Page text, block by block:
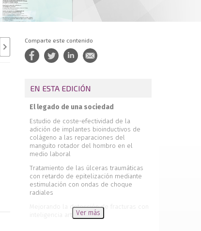
Comparte este contenido
EN ESTA EDICIÓN
El legado de una sociedad
Estudio de coste-efectividad de la
adición de implantes bioinductivos de
colágeno a las reparaciones del
manguito rotador del hombro en el
medio laboral
Tratamiento de las úlceras traumáticas
con retardo de epitelización mediante
estimulación con ondas de choque
radiales
Mejorando la detección de fracturas con
inteligencia artificialVer más